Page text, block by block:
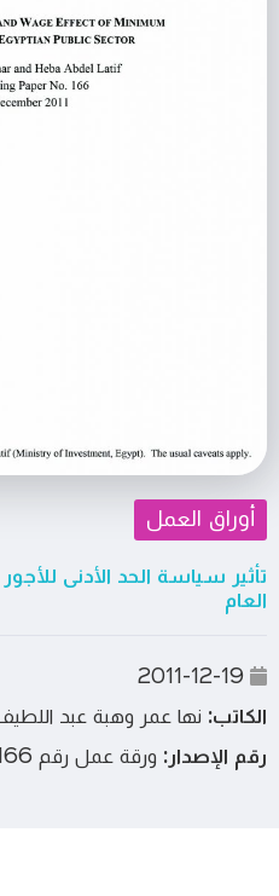
أوراق العمل
تأثير سياسة الحد الأدنى
العام
الكاتب: نها عمر وهبة عبد
رقم الإصدار: ورقة عمل رقم 166 باللغة الانجليزية